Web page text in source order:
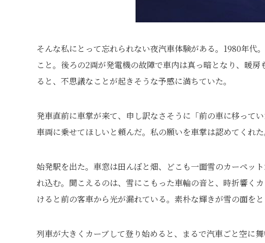
そんな私にとって忘れられない夜汽車体験がある。1980年代
こと。後ろの2両が発電機の故障で車内は真っ暗となり、暖
ると、不思議なことが起きそうな予感に満ちていた。
発車直前に車掌が来て、申し訳なさそうに「前の車に移って
車両に乗せてほしいと頼んだ。私の願いを車掌は認めてくれた
始発駅を出た。車窓は田んぼと畑、どこも一面雪のカーペッ
れ込む。聞こえるのは、雪にこもった車輪の音と、時折響く
けると前の客車から光が漏れている。素朴な輝きが雪の面をと
列車が大きくカーブして登り始めると、まるで汽車ごと空に